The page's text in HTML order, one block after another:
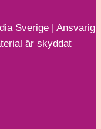
Sverige | Ansvarig
är skyddat